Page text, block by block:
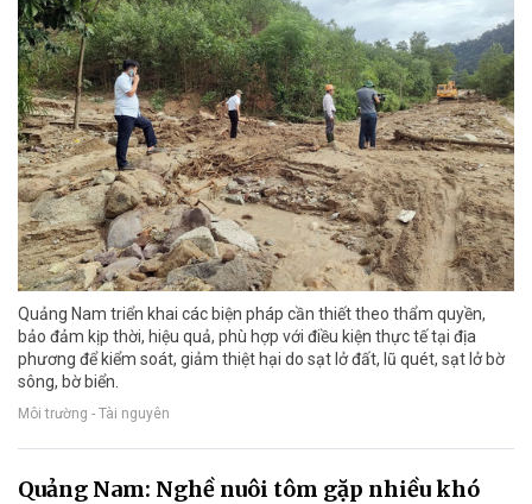
Quảng Nam triển khai các biện pháp cần thiết theo thẩm quyền,
bảo đảm kịp thời, hiệu quả, phù hợp với điều kiện thực tế tại địa
phương để kiểm soát, giảm thiệt hại do sạt lở đất, lũ quét, sạt lở bờ
sông, bờ biển.
Môi trường - Tài nguyên
Quảng Nam: Nghề nuôi tôm gặp nhiều khó